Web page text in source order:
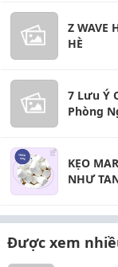
Z WAVE
HÈ
7 Lưu Ý
Phòng
KẸO
NHƯ
Được xem